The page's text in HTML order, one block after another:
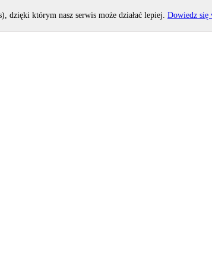
dzięki którym nasz serwis może działać lepiej. Dowiedz się